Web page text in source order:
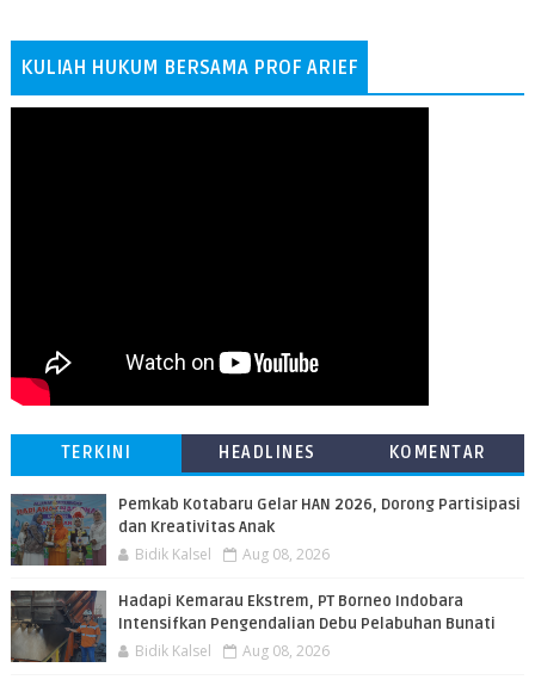
KULIAH HUKUM BERSAMA PROF ARIEF
TERKINI HEADLINES KOMENTAR
Pemkab Kotabaru Gelar HAN 2026, Dorong Partisipasi
dan Kreativitas Anak
Bidik Kalsel Aug 08, 2026
​Hadapi Kemarau Ekstrem, PT Borneo Indobara
Intensifkan Pengendalian Debu Pelabuhan Bunati
Bidik Kalsel Aug 08, 2026